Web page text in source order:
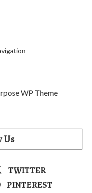
Us
TWITTER
PINTEREST